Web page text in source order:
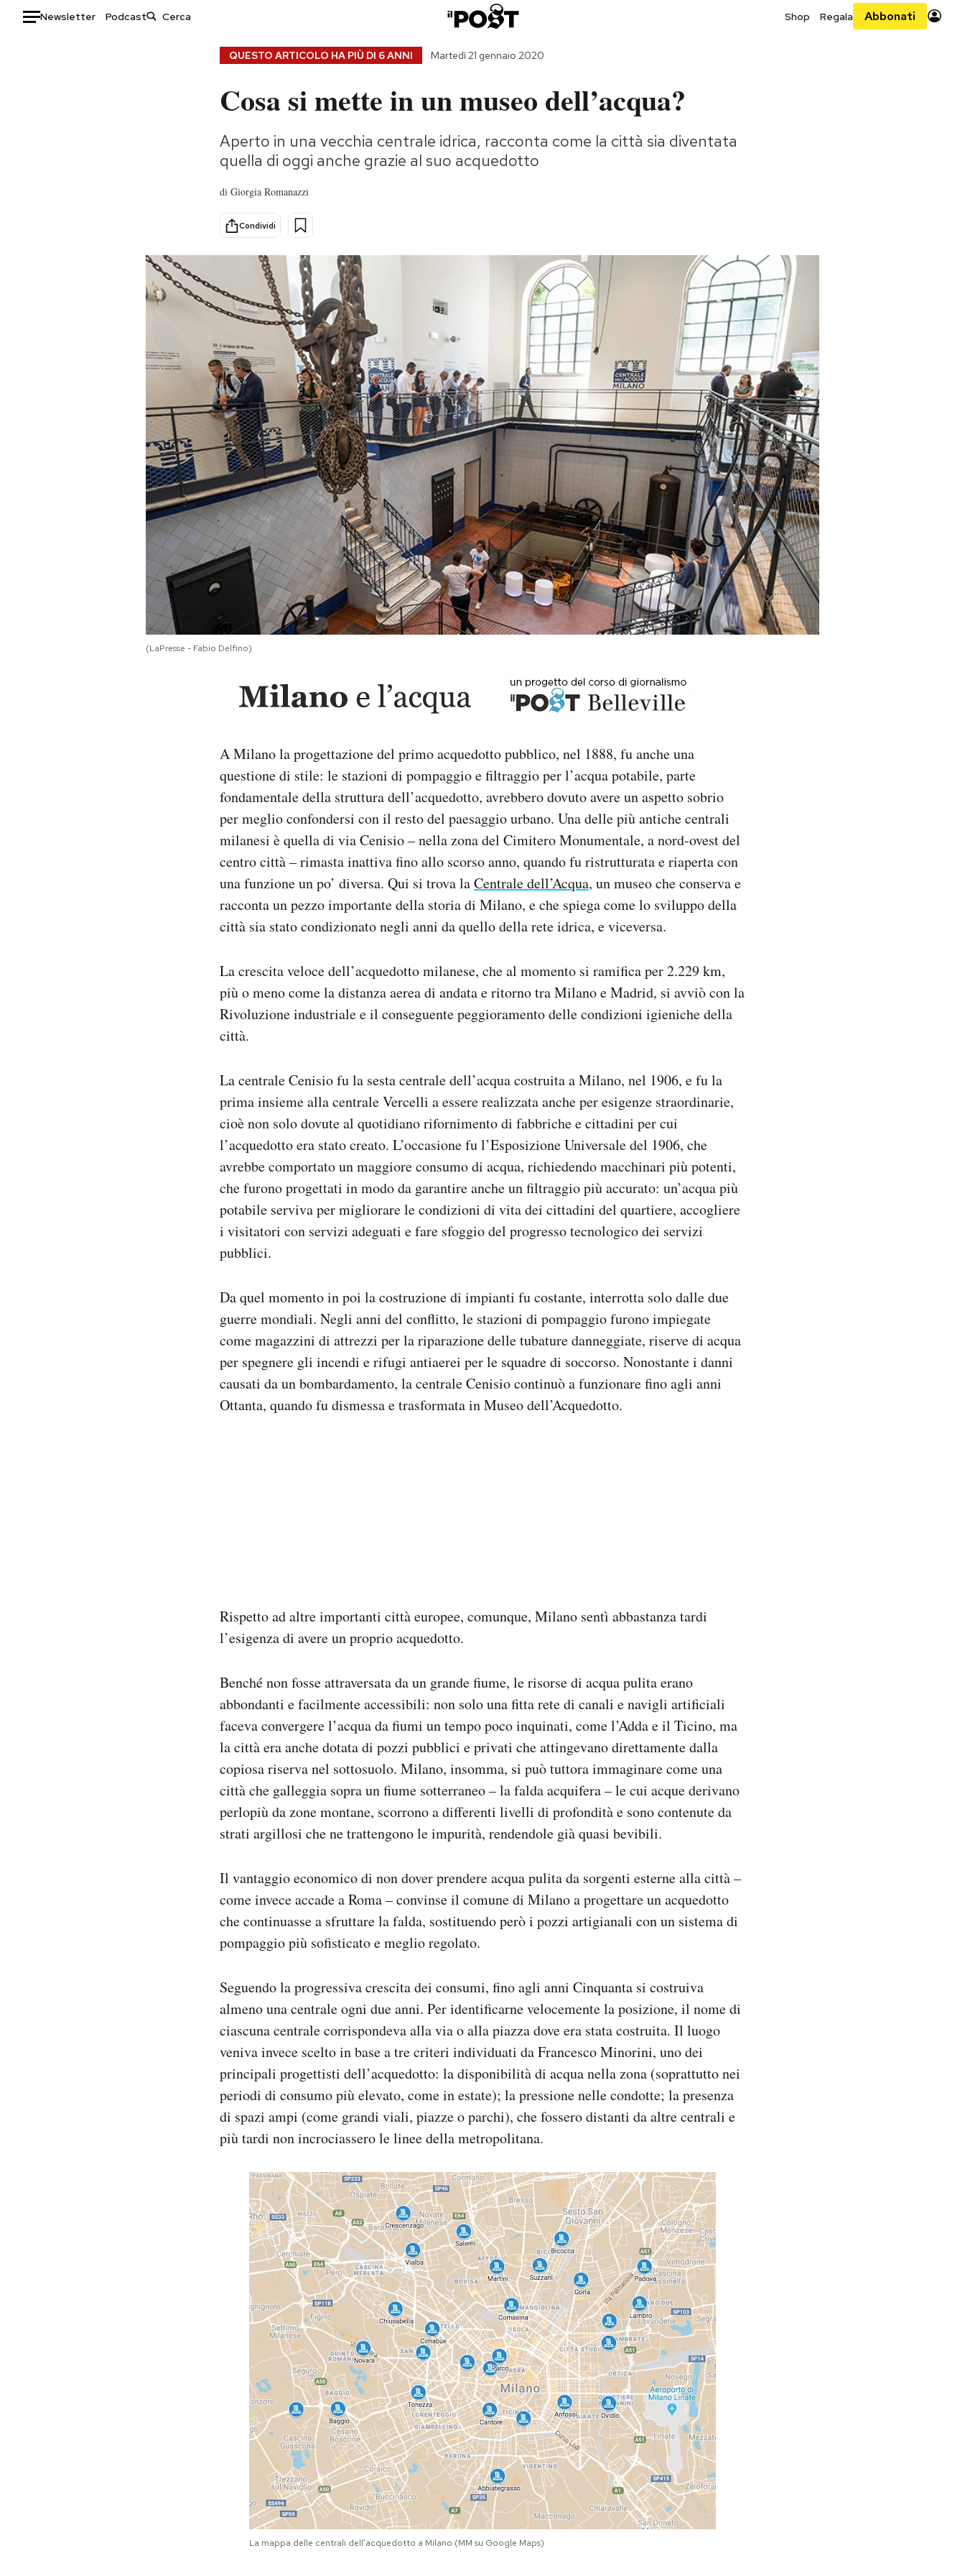
Newsletter Podcast Shop Regala Abbonati
Consumismi
Altrecose
Mondiali calcio 2026
AREA PERSONALE
QUESTO ARTICOLO HA PIÙ DI 6 ANNI Martedì 21 gennaio 2020
Cosa si mette in un museo dell’acqua?
Aperto in una vecchia centrale idrica, racconta come la città sia diventata
quella di oggi anche grazie al suo acquedotto
di Giorgia Romanazzi
Condividi
(LaPresse - Fabio Delfino)
A Milano la progettazione del primo acquedotto pubblico, nel 1888, fu anche una
questione di stile: le stazioni di pompaggio e filtraggio per l’acqua potabile, parte
fondamentale della struttura dell’acquedotto, avrebbero dovuto avere un aspetto sobrio
per meglio confondersi con il resto del paesaggio urbano. Una delle più antiche centrali
milanesi è quella di via Cenisio – nella zona del Cimitero Monumentale, a nord-ovest del
centro città – rimasta inattiva fino allo scorso anno, quando fu ristrutturata e riaperta con
una funzione un po’ diversa. Qui si trova laCentrale dell’Acqua, un museo che conserva e
racconta un pezzo importante della storia di Milano, e che spiega come lo sviluppo della
città sia stato condizionato negli anni da quello della rete idrica, e viceversa.
La crescita veloce dell’acquedotto milanese, che al momento si ramifica per 2.229 km,
più o meno come la distanza aerea di andata e ritorno tra Milano e Madrid, si avviò con la
Rivoluzione industriale e il conseguente peggioramento delle condizioni igieniche della
città.
La centrale Cenisio fu la sesta centrale dell’acqua costruita a Milano, nel 1906, e fu la
prima insieme alla centrale Vercelli a essere realizzata anche per esigenze straordinarie,
cioè non solo dovute al quotidiano rifornimento di fabbriche e cittadini per cui
l’acquedotto era stato creato. L’occasione fu l’Esposizione Universale del 1906, che
avrebbe comportato un maggiore consumo di acqua, richiedendo macchinari più potenti,
che furono progettati in modo da garantire anche un filtraggio più accurato: un’acqua più
potabile serviva per migliorare le condizioni di vita dei cittadini del quartiere, accogliere
i visitatori con servizi adeguati e fare sfoggio del progresso tecnologico dei servizi
pubblici.
Da quel momento in poi la costruzione di impianti fu costante, interrotta solo dalle due
guerre mondiali. Negli anni del conflitto, le stazioni di pompaggio furono impiegate
come magazzini di attrezzi per la riparazione delle tubature danneggiate, riserve di acqua
per spegnere gli incendi e rifugi antiaerei per le squadre di soccorso. Nonostante i danni
causati da un bombardamento, la centrale Cenisio continuò a funzionare fino agli anni
Ottanta, quando fu dismessa e trasformata in Museo dell’Acquedotto.
Rispetto ad altre importanti città europee, comunque, Milano sentì abbastanza tardi
l’esigenza di avere un proprio acquedotto.
Benché non fosse attraversata da un grande fiume, le risorse di acqua pulita erano
abbondanti e facilmente accessibili: non solo una fitta rete di canali e navigli artificiali
faceva convergere l’acqua da fiumi un tempo poco inquinati, come l’Adda e il Ticino, ma
la città era anche dotata di pozzi pubblici e privati che attingevano direttamente dalla
copiosa riserva nel sottosuolo. Milano, insomma, si può tuttora immaginare come una
città che galleggia sopra un fiume sotterraneo – la falda acquifera – le cui acque derivano
perlopiù da zone montane, scorrono a differenti livelli di profondità e sono contenute da
strati argillosi che ne trattengono le impurità, rendendole già quasi bevibili.
Il vantaggio economico di non dover prendere acqua pulita da sorgenti esterne alla città –
come invece accade a Roma – convinse il comune di Milano a progettare un acquedotto
che continuasse a sfruttare la falda, sostituendo però i pozzi artigianali con un sistema di
pompaggio più sofisticato e meglio regolato.
Seguendo la progressiva crescita dei consumi, fino agli anni Cinquanta si costruiva
almeno una centrale ogni due anni. Per identificarne velocemente la posizione, il nome di
ciascuna centrale corrispondeva alla via o alla piazza dove era stata costruita. Il luogo
veniva invece scelto in base a tre criteri individuati da Francesco Minorini, uno dei
principali progettisti dell’acquedotto: la disponibilità di acqua nella zona (soprattutto nei
periodi di consumo più elevato, come in estate); la pressione nelle condotte; la presenza
di spazi ampi (come grandi viali, piazze o parchi), che fossero distanti da altre centrali e
più tardi non incrociassero le linee della metropolitana.
La mappa delle centrali dell’acquedotto a Milano (MM su Google Maps)